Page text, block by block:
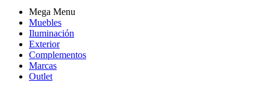
Mega Menu
Muebles
Iluminación
Exterior
Complementos
Marcas
Outlet